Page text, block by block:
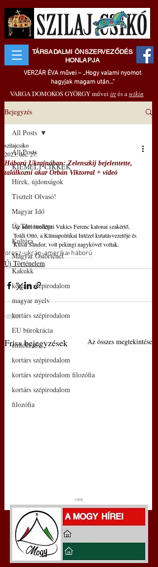
TÁRSADALMI ÖNSZERVEZŐDÉS
HONLAPJA
VERZÁR ÉVA művei – „Hogy valami nyomot
hagyjak magam után..."
VARGA DOMOKOS GYÖRGY művei ittés awikin
Bejegyzés
All Posts
KIEMELT CIKKEK
Hírek, újdonságok
Tisztelt Olvasó!
Magyar Idő
Új Történelem
Kultúra
Magyar Őstörténet
Kakukk
kortárs szépirodalom
magyar nyelv
kortárs szépirodalom
EU bürokrácia
emlékezés
kortárs szépirodalom
kortárs szépirodalom filozófia
kortárs szépirodalom
filozófia
All Posts
Háború Ukrajnában: Zelenszkij bejelentette,
találkozni akar Orbán Viktorral + videó
szilajcsiko
2023. dec. 27.
Az adás vendégei Vukics Ferenc katonai szakértő,
Toldi Ottó, a Klímapolitikai Intézet kutatásvezetője és
Kusai Sándor, volt pekingi nagykövet voltak.
orosz-ukrán-amerikai háború
Új Történelem
Friss bejegyzések Az összes megtekintése